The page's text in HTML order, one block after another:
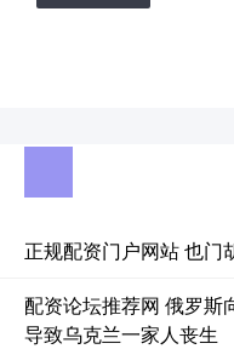
正规配资门户网站 也门
配资论坛推荐网 俄罗斯
导致乌克兰一家人丧生